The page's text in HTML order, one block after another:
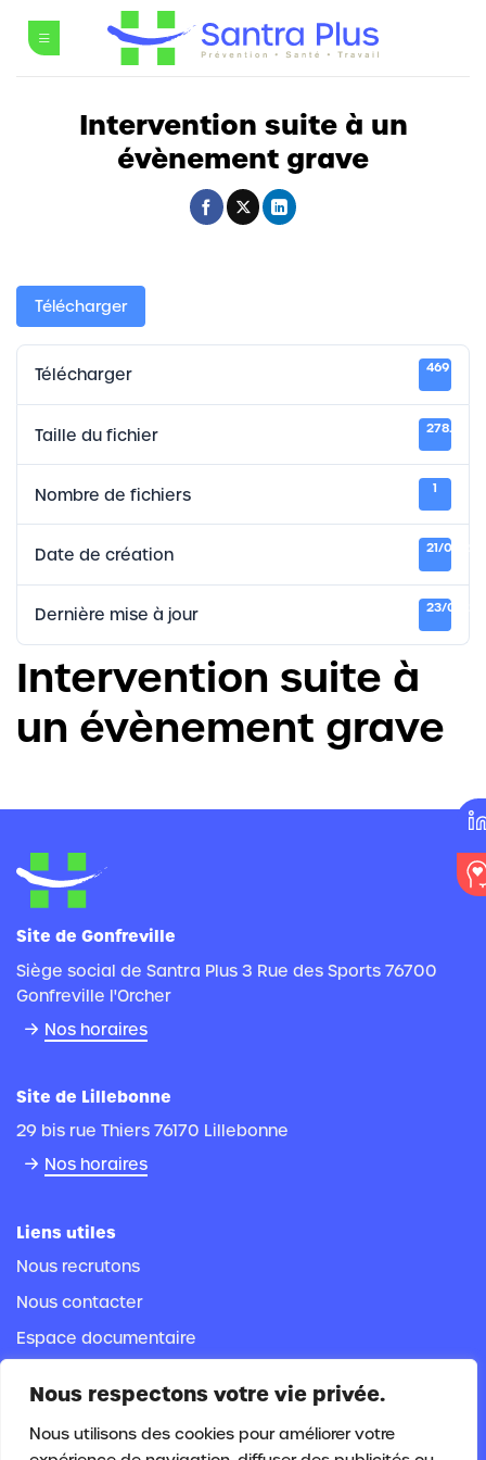
Nous respectons votre vie privée.
Nous utilisons des cookies pour améliorer votre
Intervention suite à un
évènement grave
Télécharger
Télécharger 469
Taille du fichier 278.60 KB
Nombre de fichiers 1
Date de création 21/01/
Dernière mise à jour 23/06/
Intervention suite à
un évènement grave
Site de Gonfreville
Siège social de Santra Plus 3 Rue des Sports 76700
Gonfreville l'Orcher
Nos horaires
Site de Lillebonne
29 bis rue Thiers 76170 Lillebonne
Nos horaires
Liens utiles
Nous recrutons
Nous contacter
Espace documentaire
Espace salarié